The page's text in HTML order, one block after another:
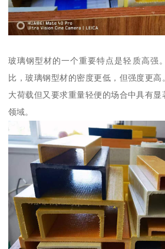
玻璃钢型材的一个重要特点是轻质高强
比，玻璃钢型材的密度更低，但强度更
大荷载但又要求重量轻便的场合中具有
领域。